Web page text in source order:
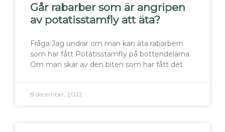
Går rabarber som är angripen
av potatisstamfly att äta?
Fråga:Jag undrar om man kan äta rabarbern
som har fått Potatisstamfly på bottendelarna.
Om man skär av den biten som har fått det
8 december, 2022